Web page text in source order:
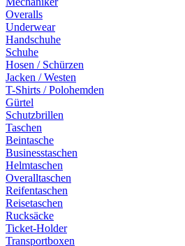
Overalls
Underwear
Handschuhe
Schuhe
Hosen / Schürzen
Jacken / Westen
T-Shirts / Polohemden
Gürtel
Schutzbrillen
Taschen
Beintasche
Businesstaschen
Helmtaschen
Overalltaschen
Reifentaschen
Reisetaschen
Rucksäcke
Ticket-Holder
Transportboxen